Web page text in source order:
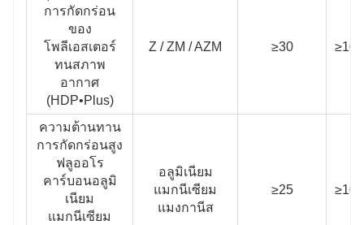
การกัดกร่อน
ของ
โพลีเอสเตอร์
ทนสภาพ
อากาศ
(HDP•Plus)
Z / ZM / AZM ≥30
ความต้านทาน
การกัดกร่อนสูง
ฟลูออโร
คาร์บอนอลูมิ
เนียม
แมกนีเซียม
อลูมิเนียม
แมกนีเซียม
แมงกานีส
≥25